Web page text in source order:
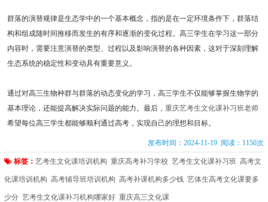
群落的演替规律是生态学中的一个基本概念，指的是在一定环境条件下，群落结
构和组成随时间推移而发生的有序和逐渐的变化过程。高三学生在学习这一部分
内容时，需要注意演替的类型、过程以及影响演替的各种因素，这对于深刻理解
生态系统的稳定性和变动具有重要意义。
通过对高三生物种群与群落的动态变化的学习，高三学生不仅能够掌握生物学的
基本理论，还能提高解决实际问题的能力。最后， 重庆艺考生文化课补习班老师
希望每位高三学生都能够顺利通过高考，实现自己的理想和目标。
发布时间：2024-11-19 阅读：1150次
标签： 艺考生文化课培训机构 重庆高考补习学校 艺考生文化课补习班 高考文
化课培训机构 高考辅导班培训机构 高考补课机构多少钱 艺体生高考文化课要多
少分 艺考生文化课补习机构哪家好 重庆高三文化课